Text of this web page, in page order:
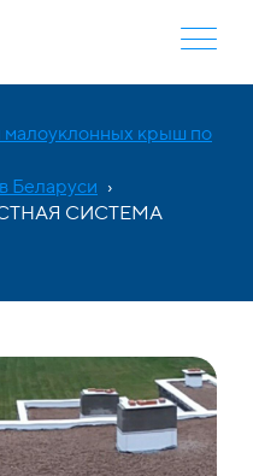
крыш по
Беларуси ›
СИСТЕМА